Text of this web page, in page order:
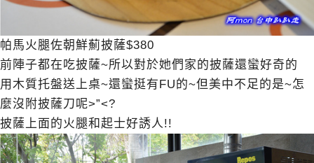
帕馬火腿佐朝鮮薊披薩$380
前陣子都在吃披薩~所以對於她們家的披薩還蠻好奇的
用木質托盤送上桌~還蠻挺有FU的~但美中不足的是~怎
麼沒附披薩刀呢>”<?
披薩上面的火腿和起士好誘人!!